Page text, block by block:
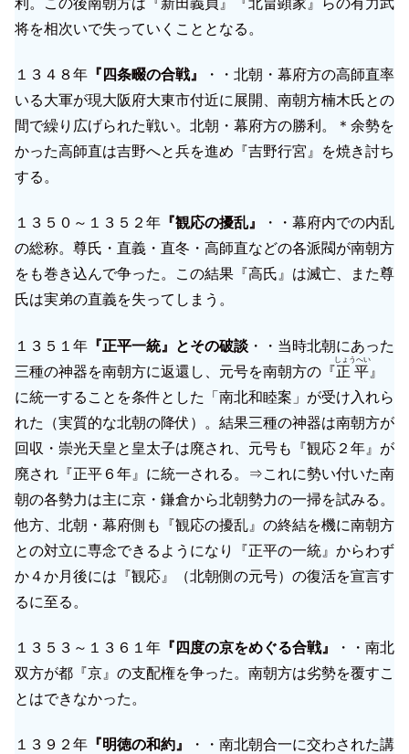
将を相次いで失っていくこととなる。
１３４８年 『四条畷の合戦』
・・北朝・幕府方の高師直率
いる大軍が現大阪府大東市付近に展開、南朝方楠木氏との
間で繰り広げられた戦い。北朝・幕府方の勝利。＊余勢を
かった高師直は吉野へと兵を進め『吉野行宮』を焼き討ち
する。
１３５０～１３５２年 『観応の擾乱』
・・幕府内での内乱
の総称。尊氏・直義・直冬・高師直などの各派閥が南朝方
をも巻き込んで争った。この結果『高氏』は滅亡、また尊
氏は実弟の直義を失ってしまう。
１３５１年 『正平一統』とその破談 ・・当時北朝にあった
三種の神器を南朝方に返還し、元号を南朝方の『正平
しょうへい
』
に統一することを条件とした「南北和睦案」が受け入れら
れた（実質的な北朝の降伏）。結果三種の神器は南朝方が
回収・崇光天皇と皇太子は廃され、元号も『観応２年』が
廃され『正平６年』に統一される。⇒これに勢い付いた南
朝の各勢力は主に京・鎌倉から北朝勢力の一掃を試みる。
他方、北朝・幕府側も『観応の擾乱』の終結を機に南朝方
との対立に専念できるようになり『正平の一統』からわず
か４か月後には『観応』（北朝側の元号）の復活を宣言す
るに至る。
１３５３～１３６１年 『四度の京をめぐる合戦』
・・南北
双方が都『京』の支配権を争った。南朝方は劣勢を覆すこ
とはできなかった。
１３９２年 『明徳の和約』
・・南北朝合一に交わされた講